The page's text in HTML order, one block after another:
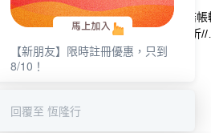
【福利品】//結帳輸入
VMB8001享7折//
Vermicular琺瑯鑄鐵鍋
23CM(深灰)
NT$12,800
NT$13,800
【福利品】//結帳
VMB8001享7折//
Vermicular琺瑯
NT$8,800
全站排行
【新朋友】限時註冊優惠，只到
8/10！
回覆至 恆隆行